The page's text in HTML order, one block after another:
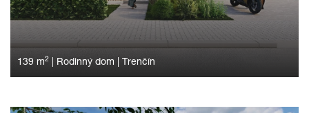
139 m2 Rodinný dom Trenčín